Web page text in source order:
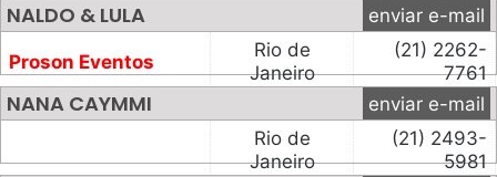
NALDO & LULA enviar e-mail
Proson Eventos
Rio de
Janeiro
(21) 2262-
7761
NANA CAYMMI
enviar e-mail
Rio de
Janeiro
(21) 2493-
5981